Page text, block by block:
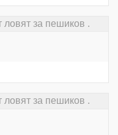
ловят за пешиков .
ловят за пешиков .